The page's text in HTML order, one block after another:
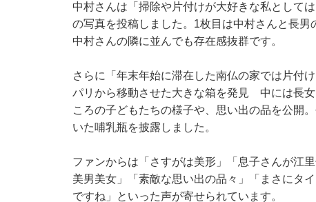
中村さんは「掃除や片付けが大好きな私として
の写真を投稿しました。1枚目は中村さんと長
中村さんの隣に並んでも存在感抜群です。
さらに「年末年始に滞在した南仏の家では片付
パリから移動させた大きな箱を発見 中には長
ころの子どもたちの様子や、思い出の品を公開
いた哺乳瓶を披露しました。
ファンからは「さすがは美形」「息子さんが江
美男美女」「素敵な思い出の品々」「まさにタ
ですね」といった声が寄せられています。